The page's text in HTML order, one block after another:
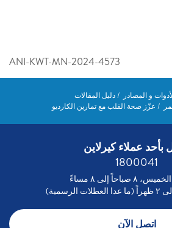
ANI-KWT-MN-2024-4573
و المصادر
دليل المقالات
عزّز صحة القلب مع تمارين الكارديو
بأحد عملاء كيرلاين
1800041
صباحاً إلى ٨ مساءً
اتصل الآن